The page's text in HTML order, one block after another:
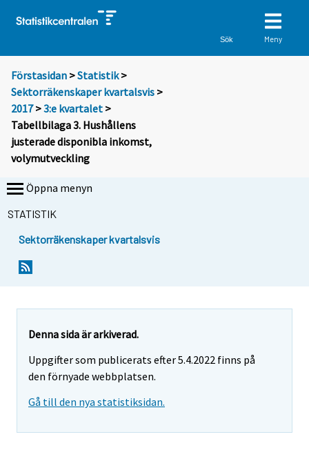
Sök Meny
Förstasidan >Statistik >
Sektorräkenskaper kvartalsvis >
2017>3:e kvartalet >
Tabellbilaga 3. Hushållens
justerade disponibla inkomst,
volymutveckling
Öppna menyn
STATISTIK
Sektorräkenskaper kvartalsvis
Denna sida är arkiverad.
Uppgifter som publicerats efter 5.4.2022 finns på
den förnyade webbplatsen.
Gå till den nya statistiksidan.